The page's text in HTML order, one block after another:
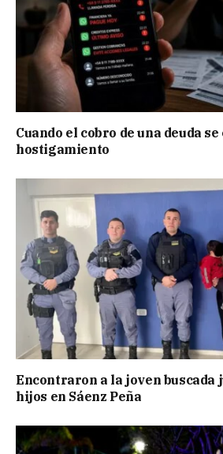
Cuando el cobro de una deuda
hostigamiento
Encontraron a la joven buscada
hijos en Sáenz Peña